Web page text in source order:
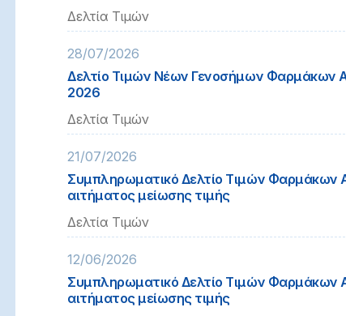
Δελτία Τιμών
28/07/2026
Δελτίο Τιμών Νέων Γενοσήμων Φαρμάκων
2026
Δελτία Τιμών
21/07/2026
Συμπληρωματικό Δελτίο Τιμών Φαρμάκων
αιτήματος μείωσης τιμής
Δελτία Τιμών
12/06/2026
Συμπληρωματικό Δελτίο Τιμών Φαρμάκων
αιτήματος μείωσης τιμής